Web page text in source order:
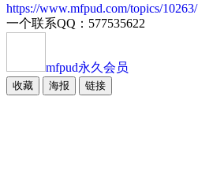
https://www.mfpud.com/topics/10263/
一个联系QQ：577535622
mfpud永久会员
收藏 海报 链接